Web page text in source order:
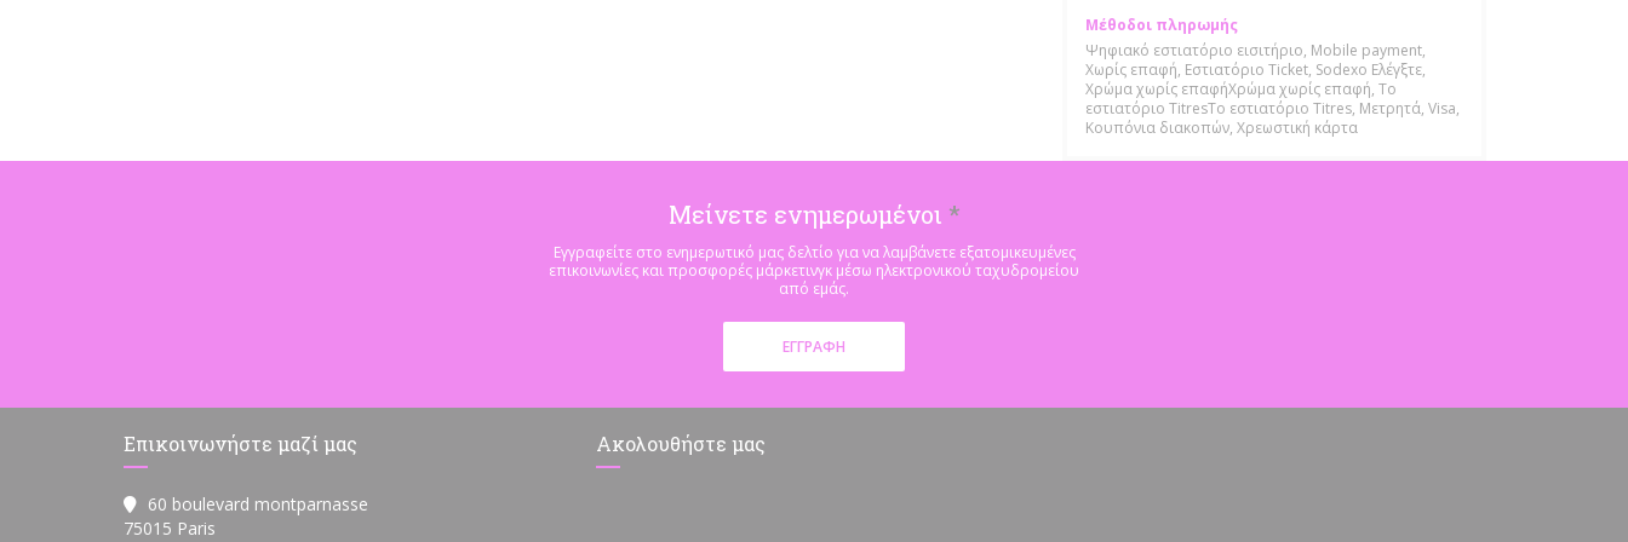
Μέθοδοι πληρωμής
Ψηφιακό εστιατόριο εισιτήριο, Mobile payment,
Χωρίς επαφή, Εστιατόριο Ticket, Sodexo Ελέγξτε,
Χρώμα χωρίς επαφήΧρώμα χωρίς επαφή, Το
εστιατόριο TitresΤο εστιατόριο Titres, Μετρητά, Visa,
Κουπόνια διακοπών, Χρεωστική κάρτα
Μείνετε ενημερωμένοι *
Εγγραφείτε στο ενημερωτικό μας δελτίο για να λαμβάνετε εξατομικευμένες
επικοινωνίες και προσφορές μάρκετινγκ μέσω ηλεκτρονικού ταχυδρομείου
από εμάς.
ΕΓΓΡΑΦΉ
Επικοινωνήστε μαζί μας
60 boulevard montparnasse
75015 Paris
Ακολουθήστε μας